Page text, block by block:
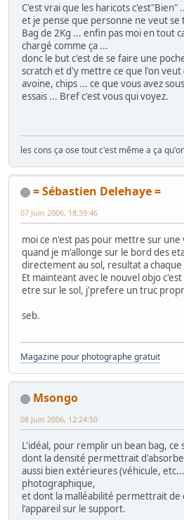
C'est vrai que les haricots c'est"Bien"
et je pense que personne ne veut se
Bag de 2Kg ... enfin pas moi en tout
chargé comme ça ...
donc le but c'est de se faire une
scratch et d'y mettre ce que l'on veut
avoine, chips ... ce que vous avez
essais ... Bref c'est vous qui voyez.
les cons ça ose tout c'est même a ça
= Sébastien Delehaye =
07 Juin 2006, 18:39:46
moi ce n'est pas pour mettre sur une
quand je m'allonge sur le bord des
directement au sol, resultat a
Et mainteant avec le nouvel objo
etre sur le sol, j'prefere un truc
seb.
Magazine pour photographe gratuit
Msongo
08 Juin 2006, 12:24:50
L'idéal, pour remplir un bean bag, ce
dont la densité permettrait
aussi bien extérieures (véhicule,
photographique,
et dont la malléabilité permettrait
l'appareil sur le support.